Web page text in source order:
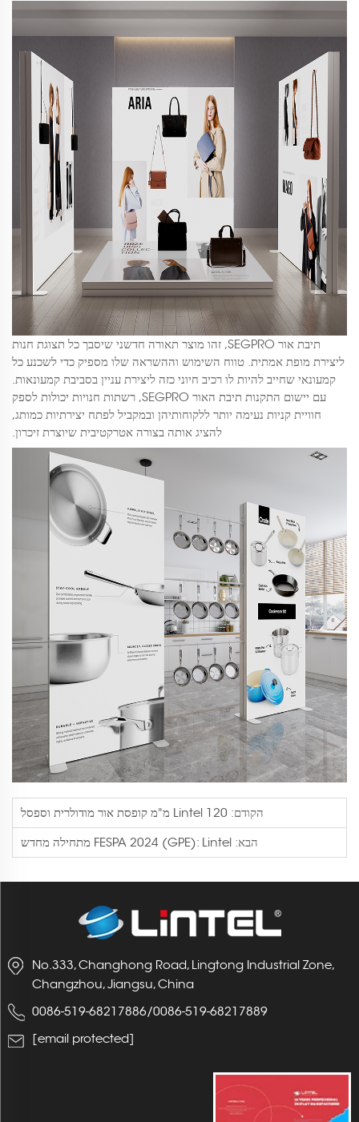
תיבת אור SEGPRO, זהו מוצר תאורה חדשני שיסבך כל תצוגת חנות
ליצירת מופת אמתית. טווח השימוש וההשראה שלו מספיק כדי לשכנע כל
קמעונאי שחייב להיות לו רכיב חיוני כזה ליצירת עניין בסביבת קמעונאות.
עם יישום התקנות תיבת האור SEGPRO, רשתות חנויות יכולות לספק
חוויית קניות נעימה יותר ללקוחותיהן ובמקביל לפתח יצירתיות כמותג,
להציג אותה בצורה אטרקטיבית שיוצרת זיכרון.
הקודם:
הבא:
No.333, Changhong Road, Lingtong Industrial Zone,
Changzhou, Jiangsu, China
0086-519-68217886/0086-519-68217889
[email protected]